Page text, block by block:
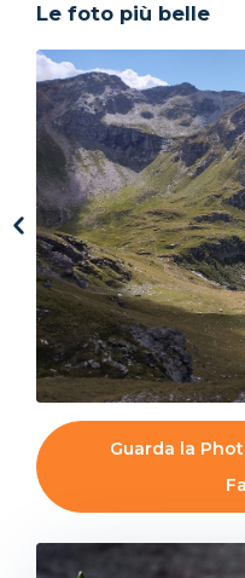
Le foto più belle
Guarda la